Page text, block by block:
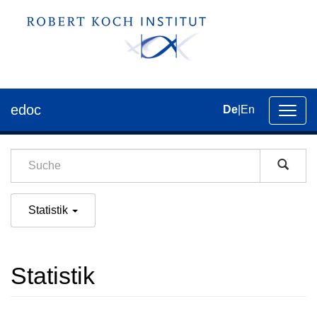
der
edoc De En
Statistik
Statistik